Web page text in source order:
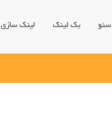
سئو بک لینک لینک سازی